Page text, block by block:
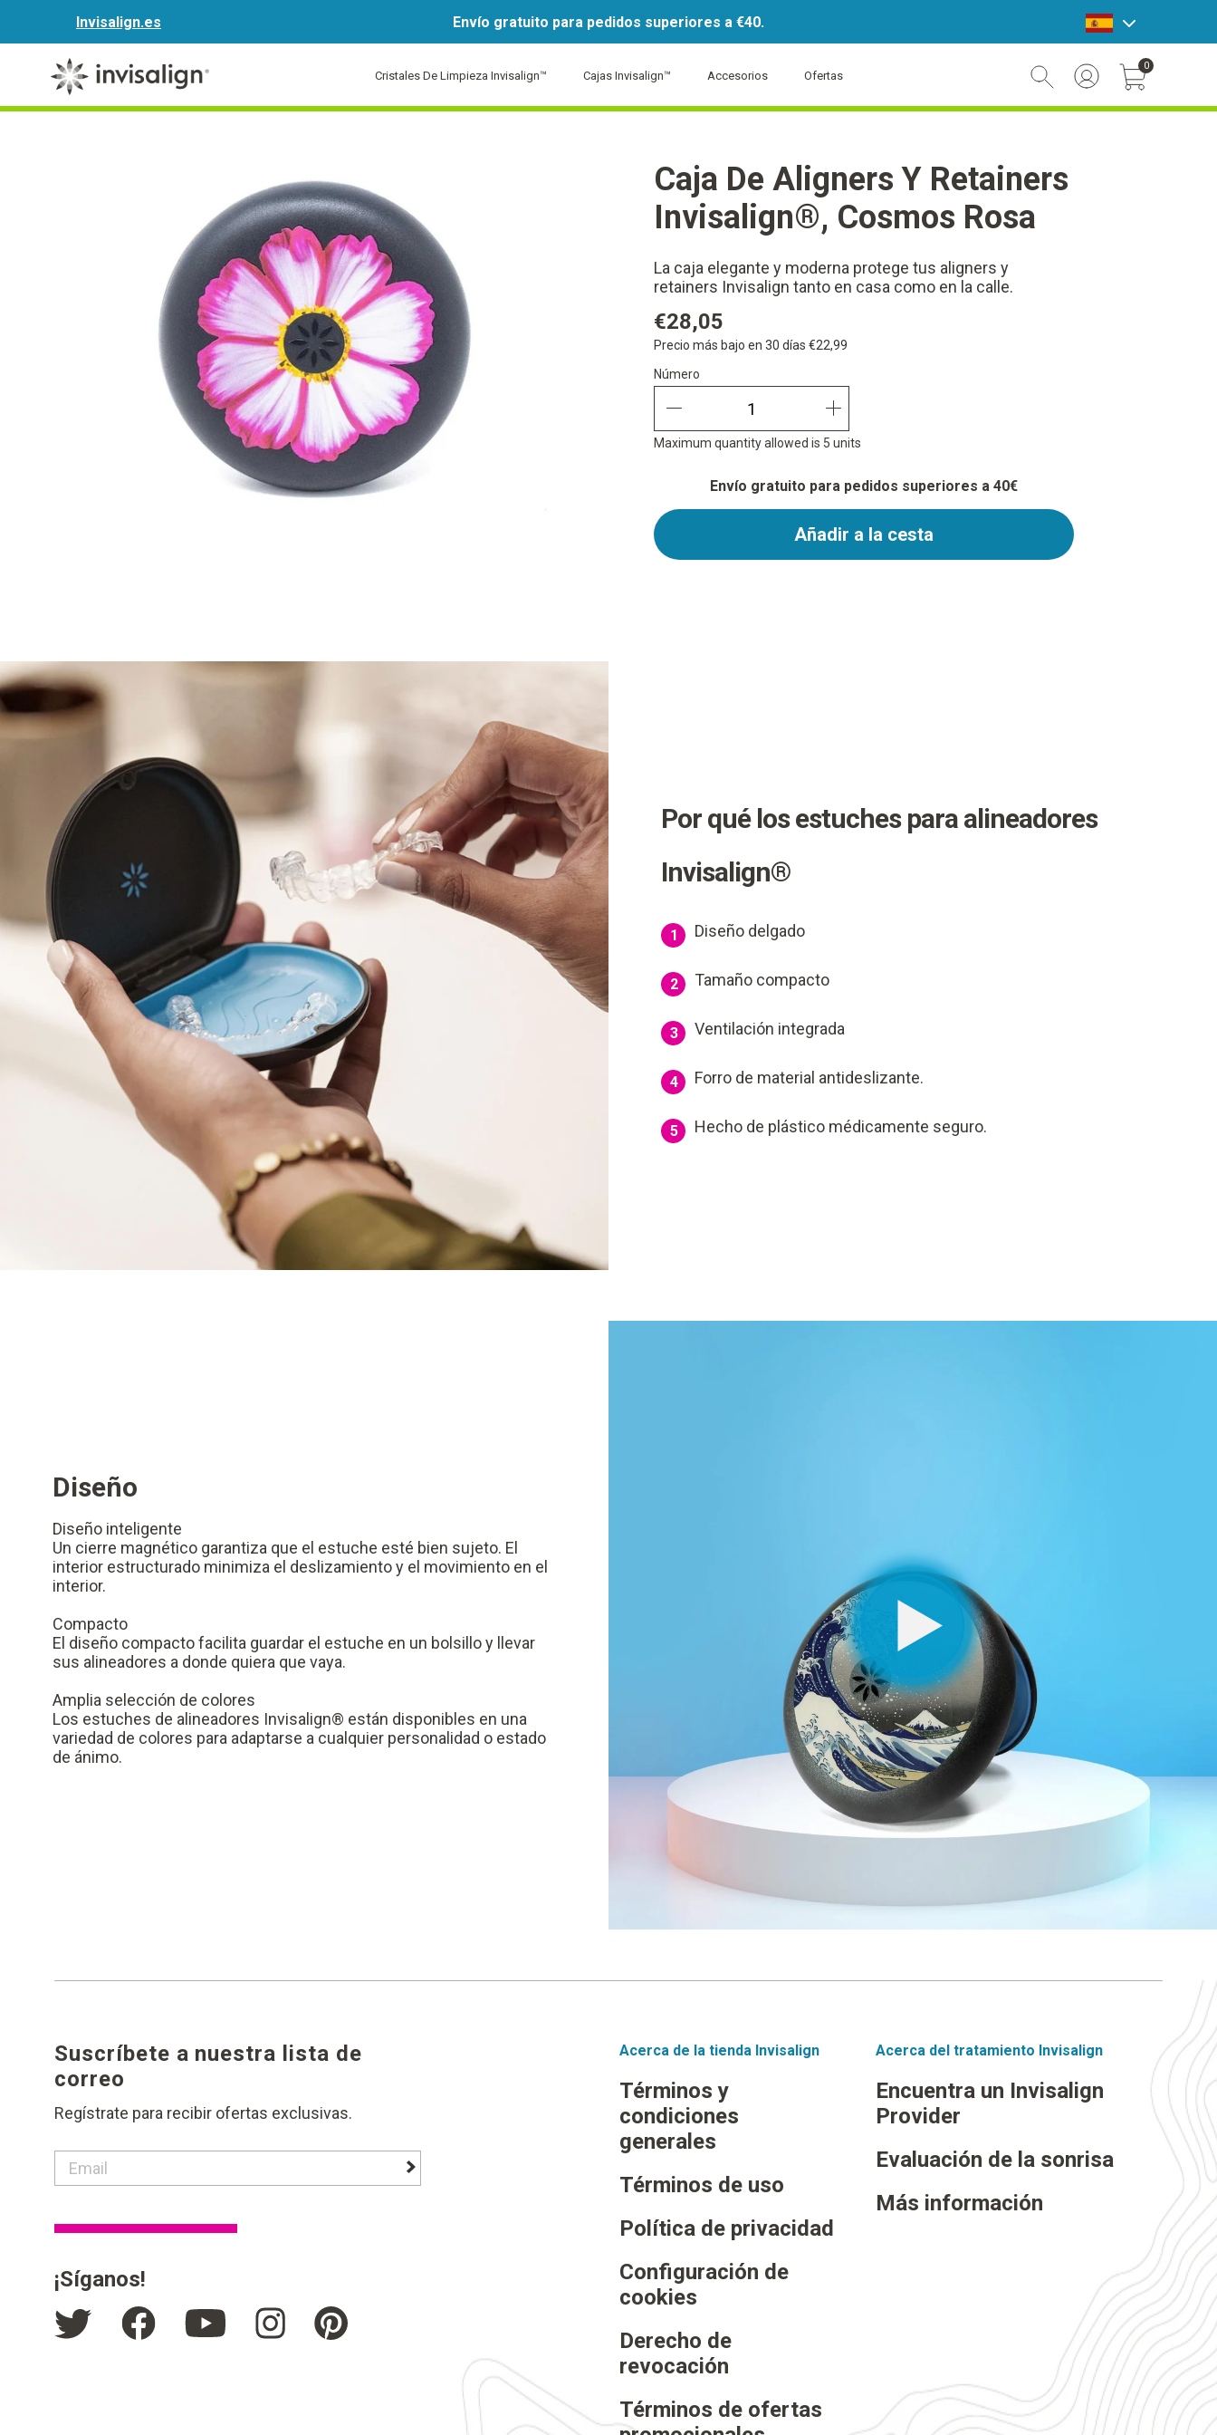
Invisalign.es Envío gratuito para pedidos superiores a €40. announcement bar
Cristales De Limpieza Invisalign™ Cajas Invisalign™ Accesorios
Ofertas
0
Caja De Aligners Y Retainers
Invisalign®, Cosmos Rosa
La caja elegante y moderna protege tus aligners y
retainers Invisalign tanto en casa como en la calle.
€28,05
Precio más bajo en 30 días €22,99
Número
Número
Maximum quantity allowed is 5 units
Envío gratuito para pedidos superiores a 40€
Añadir a la cesta
Por qué los estuches para alineadores
Invisalign®
1 Diseño delgado
2 Tamaño compacto
3 Ventilación integrada
4 Forro de material antideslizante.
5 Hecho de plástico médicamente seguro.
Diseño
Diseño inteligente
Un cierre magnético garantiza que el estuche esté bien sujeto. El
interior estructurado minimiza el deslizamiento y el movimiento en el
interior.
Compacto
El diseño compacto facilita guardar el estuche en un bolsillo y llevar
sus alineadores a donde quiera que vaya.
Amplia selección de colores
Los estuches de alineadores Invisalign® están disponibles en una
variedad de colores para adaptarse a cualquier personalidad o estado
de ánimo.
Suscríbete a nuestra lista de
correo
Regístrate para recibir ofertas exclusivas.
contact email label
footer newsletter signup button
¡Síganos!
Acerca de la tienda Invisalign
Términos y
condiciones
generales
Términos de uso
Política de privacidad
Configuración de
cookies
Derecho de
revocación
Términos de ofertas
Acerca del tratamiento Invisalign
Encuentra un Invisalign
Provider
Evaluación de la sonrisa
Más información